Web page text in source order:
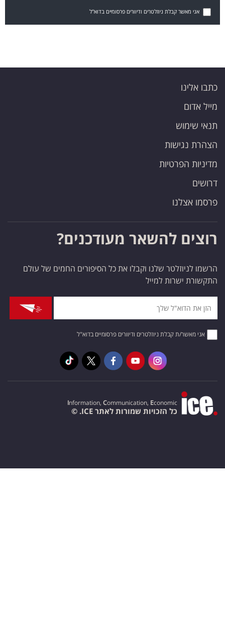
אני מאשר קבלת ניוזלטרים ודיוורים פרסומיים בדוא"ל
כתבו אלינו
מייל אדום
תנאי שימוש
הצהרת נגישות
מדיניות הפרטיות
דרושים
פרסמו אצלנו
רוצים להשאר מעודכנים?
הרשמו לניוזלטר שלנו וקבלו את כל הסיפורים החמים של עולם
התקשורת ישרות למייל
אני מאשר/ת קבלת ניוזלטרים ודיוורים פרסומיים בדוא"ל
Information, Communication, Economic
כל הזכויות שמורות לאתר ICE. ©